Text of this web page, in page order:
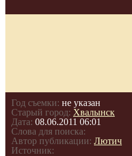
Год съемки: не указан
Старый город: Хвалынск
Дата: 08.06.2011 06:01
Слова для поиска:
Автор публикации: Лютич
Источник: